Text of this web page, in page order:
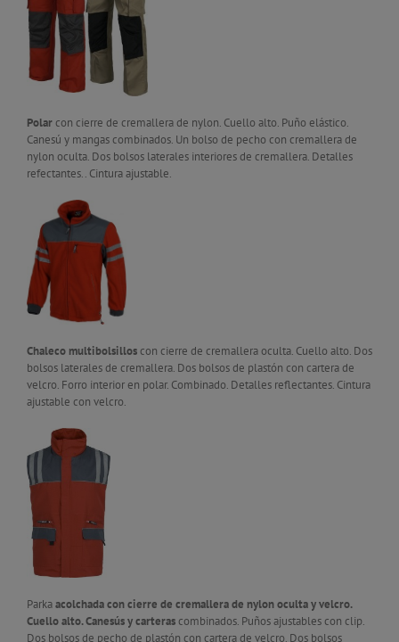
Polar con cierre de cremallera de nylon. Cuello alto. Puño elástico.
Canesú y mangas combinados. Un bolso de pecho con cremallera de
nylon oculta. Dos bolsos laterales interiores de cremallera. Detalles
refectantes.. Cintura ajustable.
Chaleco multibolsillos con cierre de cremallera oculta. Cuello alto. Dos
bolsos laterales de cremallera. Dos bolsos de plastón con cartera de
velcro. Forro interior en polar. Combinado. Detalles reflectantes. Cintura
ajustable con velcro.
Parkaacolchada con cierre de cremallera de nylon oculta y velcro.
Cuello alto. Canesús y carteras combinados. Puños ajustables con clip.
Dos bolsos de pecho de plastón con cartera de velcro. Dos bolsos